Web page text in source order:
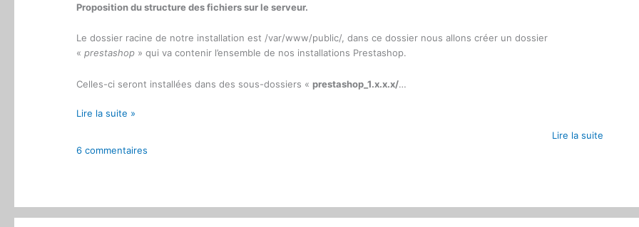
Proposition du structure des fichiers sur le serveur.
Le dossier racine de notre installation est /var/www/public/, dans ce dossier nous allons créer un dossier
« prestashop» qui va contenir l’ensemble de nos installations Prestashop.
Celles-ci seront installées dans des sous-dossiers « prestashop_1.x.x.x/…
Optimiser
de
Industrialiser
Lire la suite »
Lire la suite
6 commentaires